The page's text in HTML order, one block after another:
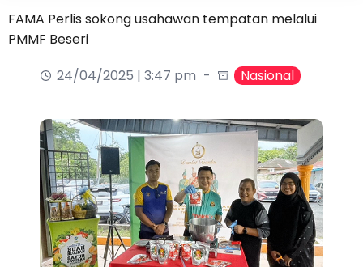
FAMA Perlis sokong usahawan tempatan melalui
PMMF Beseri
24/04/2025 | 3:47 pm
Nasional